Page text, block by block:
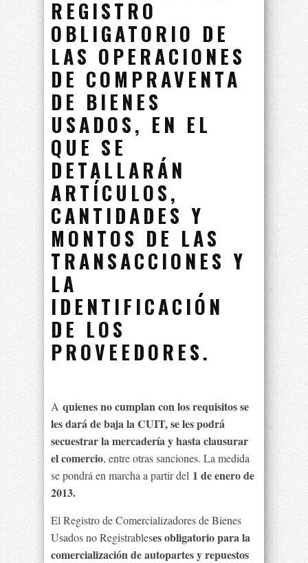
REGISTRO
OBLIGATORIO DE
LAS OPERACIONES
DE COMPRAVENTA
DE BIENES
USADOS, EN EL
QUE SE
DETALLARÁN
ARTÍCULOS,
CANTIDADES Y
MONTOS DE LAS
TRANSACCIONES Y
LA
IDENTIFICACIÓN
DE LOS
PROVEEDORES.
A quienes no cumplan con los requisitos se
les dará de baja la CUIT, se les podrá
secuestrar la mercadería y hasta clausurar
el comercio, entre otras sanciones. La medida
se pondrá en marcha a partir del 1 de enero de
2013.
El Registro de Comercializadores de Bienes
Usados no Registrableses obligatorio para la
comercialización de autopartes y repuestos